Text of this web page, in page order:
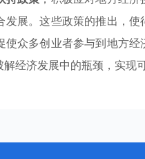
展。这些政策的推出，
使众多创业者参与到地方
经济发展中的瓶颈，实现